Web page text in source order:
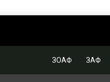
ЗОАФ ЗАФ